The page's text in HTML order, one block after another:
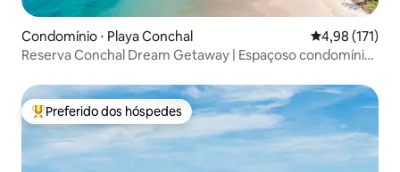
Condomínio ⋅ Playa Conchal 4,98 de uma
4,98 (171)
Reserva Conchal Dream Getaway | Espaçoso condomínio
Entre os melhores preferidos dos hóspedes
Preferido dos hóspedes